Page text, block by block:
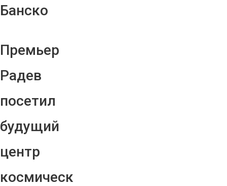
Банско
Премьер
Радев
посетил
будущий
центр
космическ